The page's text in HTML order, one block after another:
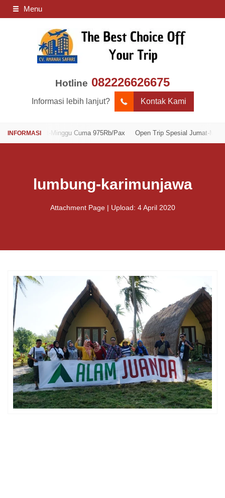
Menu
Hotline 082226626675
Informasi lebih lanjut? Kontak Kami
Jumat-Minggu Cuma 975Rb/Pax Open Trip Spesial Jumat-Minggu
lumbung-karimunjawa
Attachment Page | Upload: 4 April 2020